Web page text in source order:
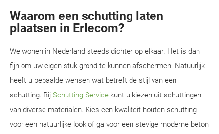
Waarom een schutting laten
plaatsen in Erlecom?
We wonen in Nederland steeds dichter op elkaar. Het is dan
fijn om uw eigen stuk grond te kunnen afschermen. Natuurlijk
heeft u bepaalde wensen wat betreft de stijl van een
schutting. Bij Schutting Service kunt u kiezen uit schuttingen
van diverse materialen. Kies een kwaliteit houten schutting
voor een natuurlijke look of ga voor een stevige moderne beton